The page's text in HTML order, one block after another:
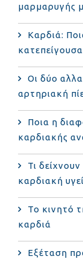
μαρμαρυγής
Καρδιά:
Οι δύο
αρτηριακή
Ποια η
καρδιακής
Τι
καρδιακή
Το κινητό
καρδιά
Eξέταση